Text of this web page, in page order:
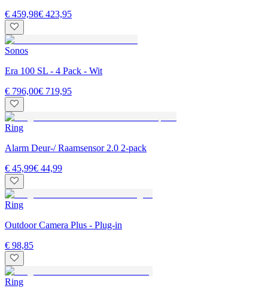
€ 459,98€ 423,95
Sonos
Era 100 SL - 4 Pack - Wit
€ 796,00€ 719,95
Ring
Alarm Deur-/ Raamsensor 2.0 2-pack
€ 45,99€ 44,99
Ring
Outdoor Camera Plus - Plug-in
€ 98,85
Ring